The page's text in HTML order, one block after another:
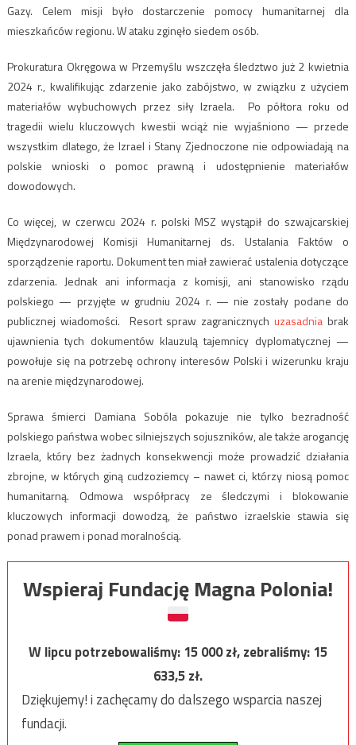
Gazy. Celem misji było dostarczenie pomocy humanitarnej dla
mieszkańców regionu. W ataku zginęło siedem osób.
Prokuratura Okręgowa w Przemyślu wszczęła śledztwo już 2 kwietnia
2024 r., kwalifikując zdarzenie jako zabójstwo, w związku z użyciem
materiałów wybuchowych przez siły Izraela. Po półtora roku od
tragedii wielu kluczowych kwestii wciąż nie wyjaśniono — przede
wszystkim dlatego, że Izrael i Stany Zjednoczone nie odpowiadają na
polskie wnioski o pomoc prawną i udostępnienie materiałów
dowodowych.
Co więcej, w czerwcu 2024 r. polski MSZ wystąpił do szwajcarskiej
Międzynarodowej Komisji Humanitarnej ds. Ustalania Faktów o
sporządzenie raportu. Dokument ten miał zawierać ustalenia dotyczące
zdarzenia. Jednak ani informacja z komisji, ani stanowisko rządu
polskiego — przyjęte w grudniu 2024 r. — nie zostały podane do
publicznej wiadomości. Resort spraw zagranicznychuzasadnia brak
ujawnienia tych dokumentów klauzulą tajemnicy dyplomatycznej —
powołuje się na potrzebę ochrony interesów Polski i wizerunku kraju
na arenie międzynarodowej.
Sprawa śmierci Damiana Sobóla pokazuje nie tylko bezradność
polskiego państwa wobec silniejszych sojuszników, ale także arogancję
Izraela, który bez żadnych konsekwencji może prowadzić działania
zbrojne, w których giną cudzoziemcy – nawet ci, którzy niosą pomoc
humanitarną. Odmowa współpracy ze śledczymi i blokowanie
kluczowych informacji dowodzą, że państwo izraelskie stawia się
ponad prawem i ponad moralnością.
Wspieraj Fundację Magna Polonia!
W lipcu potrzebowaliśmy:15 000zł, zebraliśmy:15
633,5zł.
Dziękujemy! i zachęcamy do dalszego wsparcia naszej
fundacji.